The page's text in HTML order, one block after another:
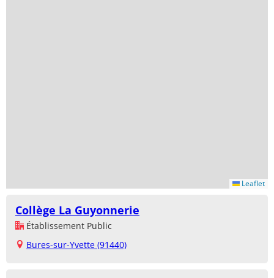
Leaflet
Collège La Guyonnerie
Établissement Public
Bures-sur-Yvette (91440)